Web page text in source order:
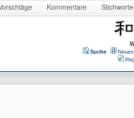
Kommentare Stichworte
Suche